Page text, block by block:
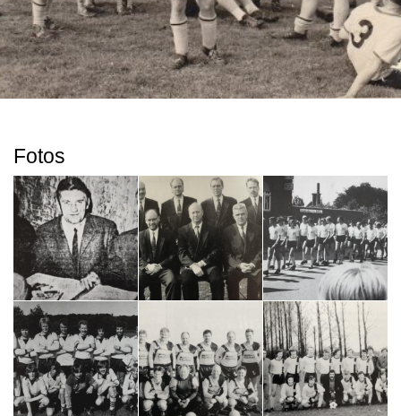
Fotos